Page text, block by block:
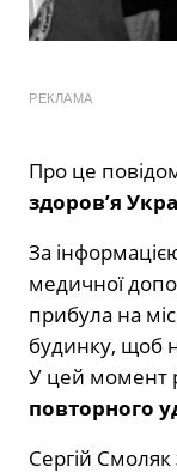
РЕКЛАМА
Про це
здоровʼя
За
медичної
прибула на
будинку, щоб
У цей момент
повторного
Сергій